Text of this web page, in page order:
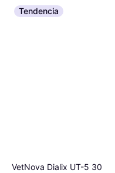
Tendencia
VetNova Dialix UT-5 30